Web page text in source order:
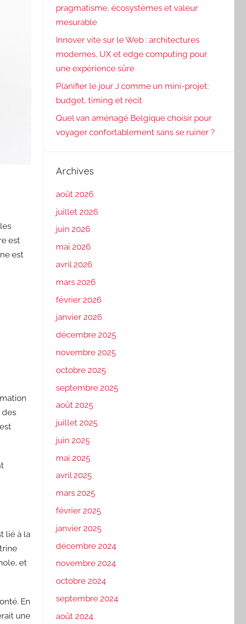
est
est
des
lié à la
et
En
une
pragmatisme, écosystèmes et valeur
mesurable
Innover vite sur le Web : architectures
modernes, UX et edge computing pour
une expérience sûre
Planifier le jour J comme un mini-projet:
budget, timing et récit
Quel van aménagé Belgique choisir pour
voyager confortablement sans se ruiner ?
Archives
août 2026
juillet 2026
juin 2026
mai 2026
avril 2026
mars 2026
février 2026
janvier 2026
décembre 2025
novembre 2025
octobre 2025
septembre 2025
août 2025
juillet 2025
juin 2025
mai 2025
avril 2025
mars 2025
février 2025
janvier 2025
décembre 2024
novembre 2024
octobre 2024
septembre 2024
août 2024